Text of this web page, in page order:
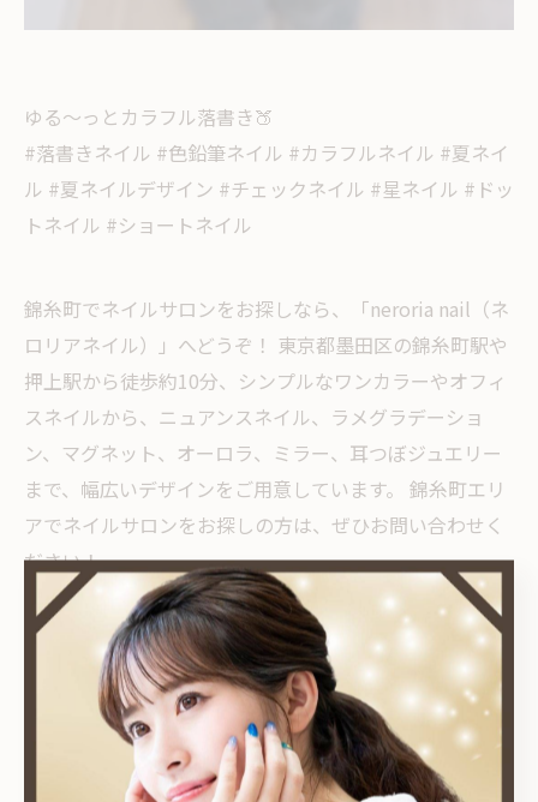
ゆる〜っとカラフル落書き🍑
#落書きネイル #色鉛筆ネイル #カラフルネイル #夏ネイ
ル #夏ネイルデザイン #チェックネイル #星ネイル #ドッ
トネイル #ショートネイル
錦糸町でネイルサロンをお探しなら、「neroria nail（ネ
ロリアネイル）」へどうぞ！ 東京都墨田区の錦糸町駅や
押上駅から徒歩約10分、シンプルなワンカラーやオフィ
スネイルから、ニュアンスネイル、ラメグラデーショ
ン、マグネット、オーロラ、ミラー、耳つぼジュエリー
まで、幅広いデザインをご用意しています。 錦糸町エリ
アでネイルサロンをお探しの方は、ぜひお問い合わせく
ださい！
< 前のページ 一覧に戻る 次のページ >